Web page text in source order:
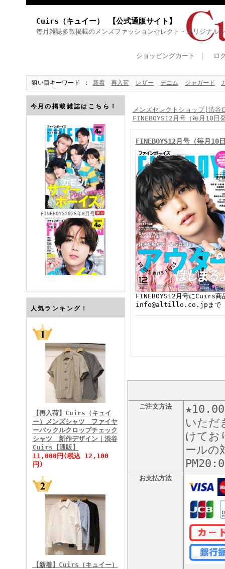
Cuirs（キュイー） 【公式通販サイト】
毎月雑誌多数掲載のメンズファッションセレクト・オリジナル
ショッピングカート ｜ ロ
狙い目キーワード 新着 再入荷 レザー デニム ジャガード
今月の掲載雑誌はこちら！
FINEBOYS2026年8月号
FINEBOYS2026年7月号
FINEBOYS2026年6月号
FINEBOYS2026年5月号
人気ランキング！
【再入荷】Cuirs（キュイ
ー）メンズシャツ ファイヤ
ーバックルクロップチェック
シャツ 新作デザイン｜渋谷
Cuirs【通販】
11,000円(税込 12,100
円)
【新着】Cuirs（キュイー）
メンズセレクトショップ|渋
FINEBOYS12月号（毎月10日
FINEBOYS12月号（毎月10
FINEBOYS12月号にCuirs
info@altillo.co.jpまで
ご注文方法
いただ
けてお
ールの
お支払方法